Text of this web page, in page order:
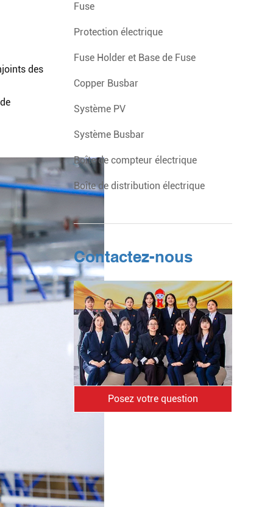
des
Fuse
Protection électrique
Fuse Holder et Base de Fuse
Copper Busbar
Système PV
Système Busbar
Boîte de compteur électrique
Boîte de distribution électrique
Contactez-nous
Posez votre question